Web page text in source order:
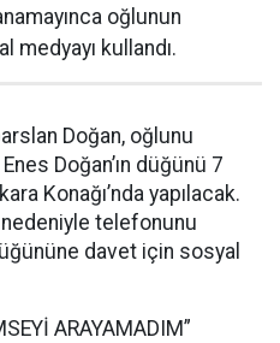
oğlunun
medyayı kullandı.
Doğan, oğlunu
Doğan’ın düğünü 7
Konağı’nda yapılacak.
nedeniyle telefonunu
davet için sosyal
ARAYAMADIM”